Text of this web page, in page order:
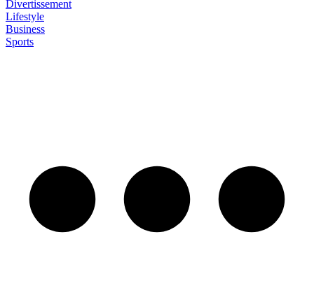
Divertissement
Lifestyle
Business
Sports